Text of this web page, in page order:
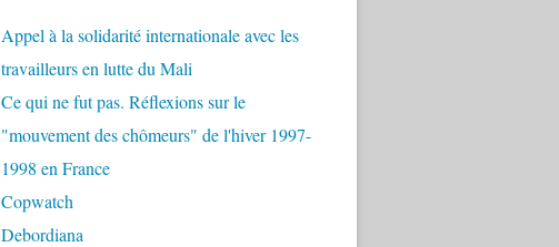
Appel à la solidarité internationale avec les
travailleurs en lutte du Mali
Ce qui ne fut pas. Réflexions sur le
"mouvement des chômeurs" de l'hiver 1997-
1998 en France
Copwatch
Debordiana